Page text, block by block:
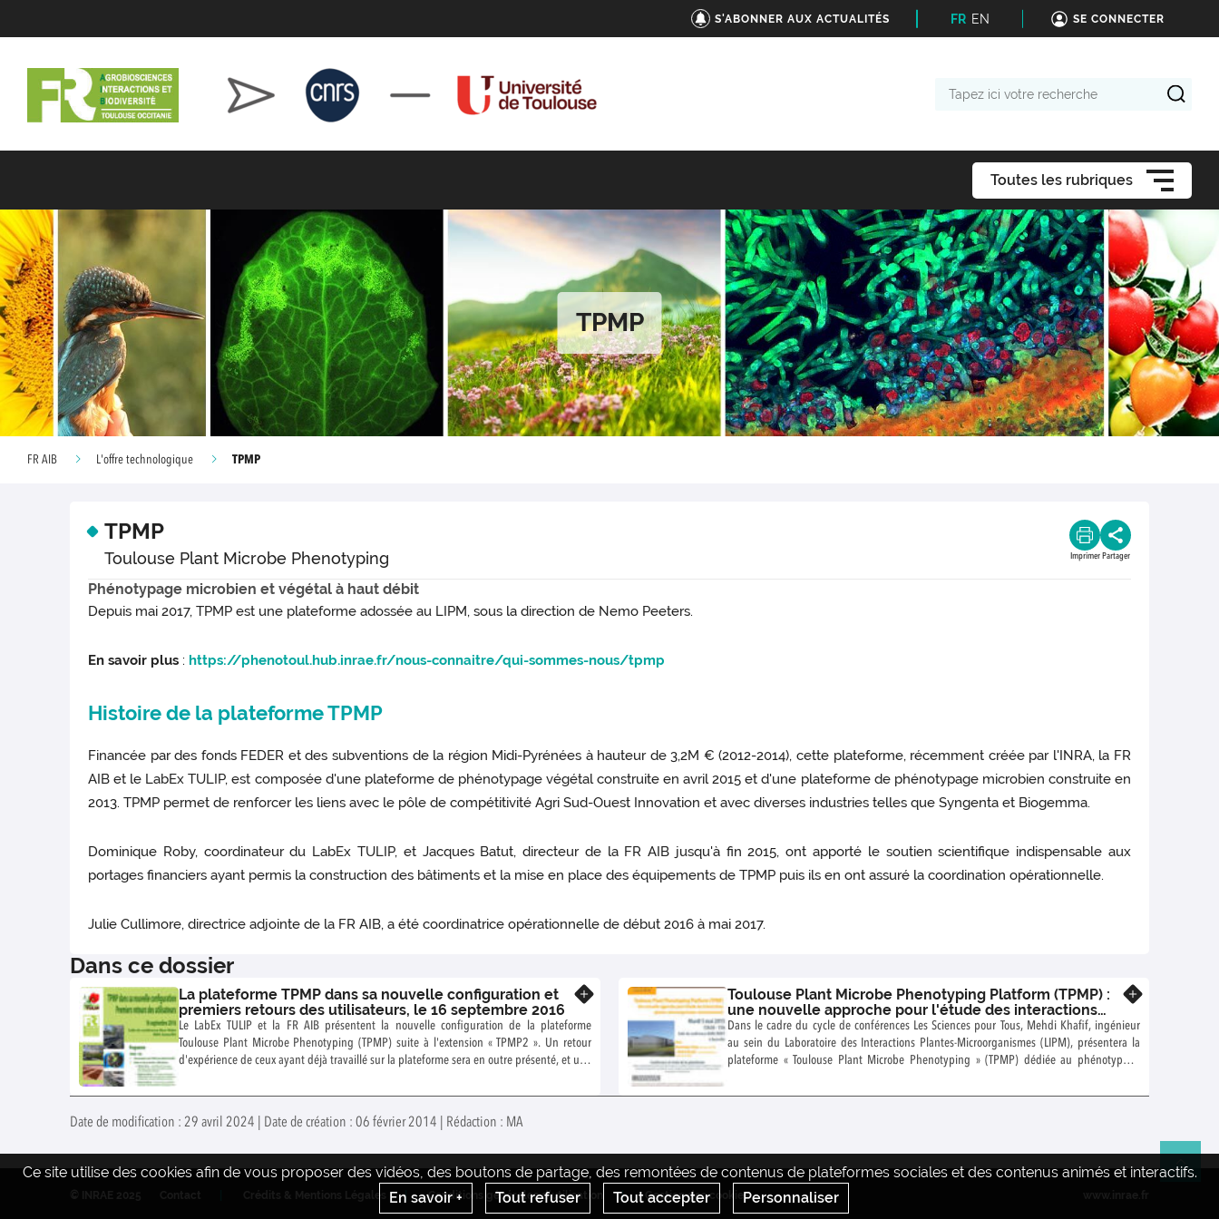
S'ABONNER AUX ACTUALITÉS FR EN SE CONNECTER
Toutes les rubriques
TPMP
FR AIB L'offre technologique TPMP
TPMP
Toulouse Plant Microbe Phenotyping Imprimer Partager
Phénotypage microbien et végétal à haut débit
Depuis mai 2017, TPMP est une plateforme adossée au LIPM, sous la direction de Nemo Peeters.
En savoir plus : https://phenotoul.hub.inrae.fr/nous-connaitre/qui-sommes-nous/tpmp
Histoire de la plateforme TPMP
Financée par des fonds FEDER et des subventions de la région Midi-Pyrénées à hauteur de 3,2M € (2012-2014), cette plateforme, récemment créée par l'INRA, la FR
AIB et le LabEx TULIP, est composée d'une plateforme de phénotypage végétal construite en avril 2015 et d'une plateforme de phénotypage microbien construite en
2013. TPMP permet de renforcer les liens avec le pôle de compétitivité Agri Sud-Ouest Innovation et avec diverses industries telles que Syngenta et Biogemma.
Dominique Roby, coordinateur du LabEx TULIP, et Jacques Batut, directeur de la FR AIB jusqu'à fin 2015, ont apporté le soutien scientifique indispensable aux
portages financiers ayant permis la construction des bâtiments et la mise en place des équipements de TPMP puis ils en ont assuré la coordination opérationnelle.
Julie Cullimore, directrice adjointe de la FR AIB, a été coordinatrice opérationnelle de début 2016 à mai 2017.
Dans ce dossier
La plateforme TPMP dans sa nouvelle configuration et
premiers retours des utilisateurs, le 16 septembre 2016
Le LabEx TULIP et la FR AIB présentent la nouvelle configuration de la plateforme
Toulouse Plant Microbe Phenotyping (TPMP) suite à l'extension « TPMP2 ». Un retour
d'expérience de ceux ayant déjà travaillé sur la plateforme sera en outre présenté, et une
suggestions.
Toulouse Plant Microbe Phenotyping Platform (TPMP) :
une nouvelle approche pour l'étude des interactions
plantes-microorganismes-environnement
Dans le cadre du cycle de conférences Les Sciences pour Tous, Mehdi Khafif, ingénieur
au sein du Laboratoire des Interactions Plantes-Microorganismes (LIPM), présentera la
plateforme « Toulouse Plant Microbe Phenotyping » (TPMP) dédiée au phénotypage
microbiennes, mardi 5 mai 2015 13h30, en salle de conférence Marc Ridet INRA
Date de modification : 29 avril 2024 | Date de création : 06 février 2014 | Rédaction : MA
Ce site utilise des cookies afin de vous proposer des vidéos, des boutons de partage, des remontées de contenus de plateformes sociales et des contenus animés et interactifs.
En savoir +
Tout refuser Tout accepter Personnaliser
Conditions générales d'utilisation Gestion des cookies